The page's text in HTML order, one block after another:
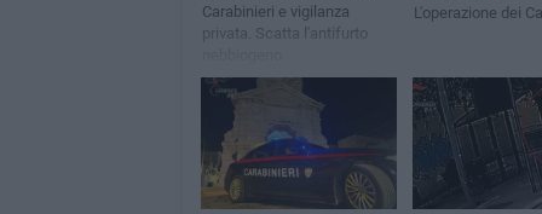
Carabinieri e vigilanza
privata. Scatta l'antifurto
L'operazione dei